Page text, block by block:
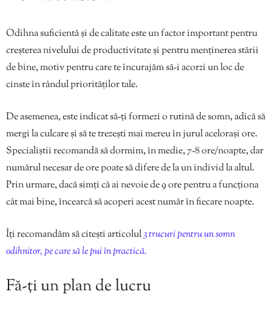
Odihna suficientă și de calitate este un factor important pentru
creșterea nivelului de productivitate și pentru menținerea stării
de bine, motiv pentru care te încurajăm să-i acorzi un loc de
cinste în rândul priorităților tale.
De asemenea, este indicat să-ți formezi o rutină de somn, adică să
mergi la culcare și să te trezești mai mereu în jurul acelorași ore.
Specialiștii recomandă să dormim, în medie, 7-8 ore/noapte, dar
numărul necesar de ore poate să difere de la un individ la altul.
Prin urmare, dacă simți că ai nevoie de 9 ore pentru a funcționa
cât mai bine, încearcă să acoperi acest număr în fiecare noapte.
Îți recomandăm să citești articolul3 trucuri pentru un somn
odihnitor, pe care să le pui în practică.
Fă-ți un plan de lucru